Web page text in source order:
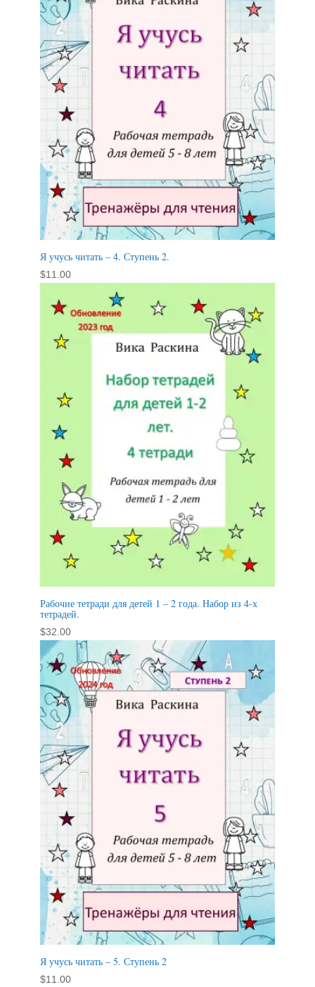
Я учусь читать – 4. Ступень 2.
$11.00
Рабочие тетради для детей 1 – 2 года. Набор из 4-х
тетрадей.
$32.00
Я учусь читать – 5. Ступень 2
$11.00